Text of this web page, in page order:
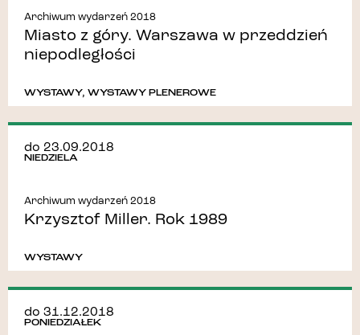
Archiwum wydarzeń 2018
Miasto z góry. Warszawa w przeddzień
niepodległości
WYSTAWY, WYSTAWY PLENEROWE
do 23.09.2018
NIEDZIELA
Archiwum wydarzeń 2018
Krzysztof Miller. Rok 1989
WYSTAWY
do 31.12.2018
PONIEDZIAŁEK